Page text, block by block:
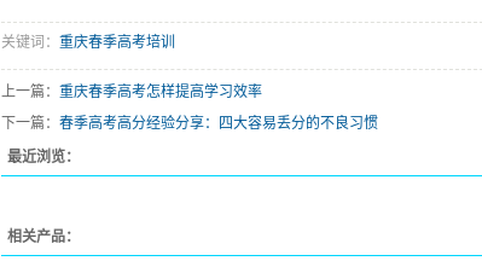
关键词： 重庆春季高考培训
上一篇： 重庆春季高考怎样提高学习效率
下一篇： 春季高考高分经验分享：四大容易丢分的不良习惯
最近浏览：
相关产品：